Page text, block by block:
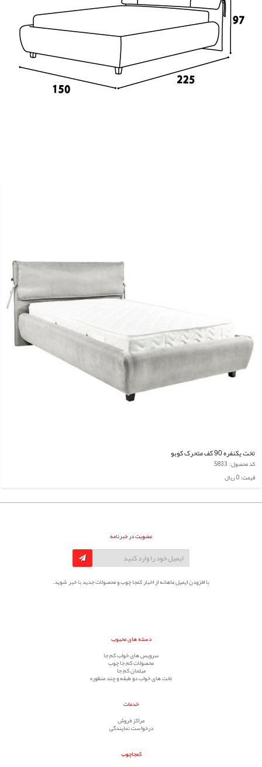
تخت یکنفره 90 کف متحرک کوبو
کد محصول: 5833
قیمت: 0 ریال
عضویت در خبرنامه
با افزودن ایمیل ماهانه از اخبار کمجا چوب و محصولات جدید با خبر شوید.
دسته های محبوب
سرویس های خواب کم جا
محصولات کم جا چوب
مبلمان کم جا
تخت های خواب دو طبقه و چند منظوره
خدمات
مراکز فروش
درخواست نمایندگی
کمجاچوب